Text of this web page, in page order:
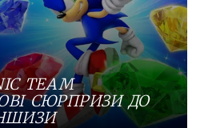
TEAM
СЮРПРИЗИ ДО